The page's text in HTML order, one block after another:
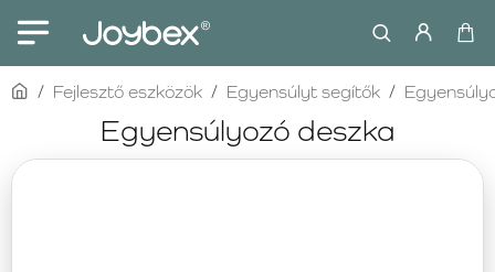
Egyensúlyozó deszka
homeFejlesztő eszközök Egyensúlyt segítők